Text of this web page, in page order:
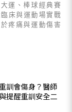
運、棒球經典賽
床與運動場實戰
疼痛與運動傷害
訓會傷身？醫師
提醒重訓安全二